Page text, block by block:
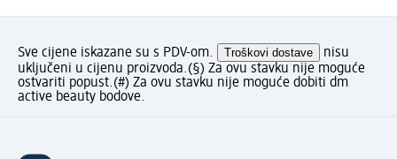
Sve cijene iskazane su s PDV-om. Troškovi dostave
nisu
uključeni u cijenu proizvoda.(§) Za ovu stavku nije moguće
ostvariti popust.(#) Za ovu stavku nije moguće dobiti dm
active beauty bodove.